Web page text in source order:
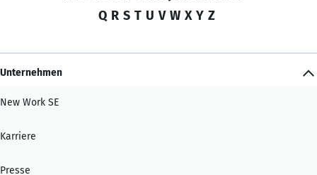
Q R S T U V W X Y Z
Unternehmen
New Work SE
Karriere
Presse